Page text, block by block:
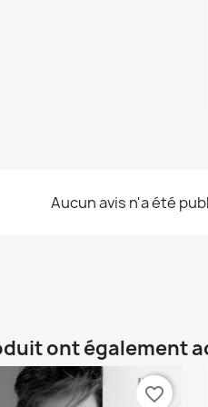
Aucun avis n'a été
ont également
favorite_border